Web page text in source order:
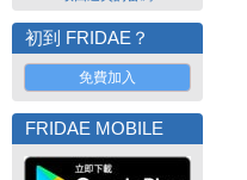
初到 FRIDAE？
免費加入
FRIDAE MOBILE